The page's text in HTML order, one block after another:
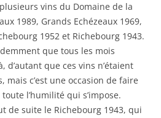
vins du Domaine de la
1989, Grands Echézeaux 1969,
1952 et Richebourg 1943.
que tous les mois
d’autant que ces vins n’étaient
mais c’est une occasion de faire
l’humilité qui s’impose.
de suite le Richebourg 1943, qui